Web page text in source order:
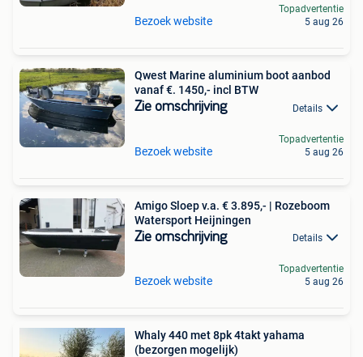
Bezoek website
Topadvertentie
5 aug 26
Qwest Marine aluminium boot aanbod
vanaf €. 1450,- incl BTW
Zie omschrijving Details
Bezoek website
Topadvertentie
5 aug 26
Amigo Sloep v.a. € 3.895,- | Rozeboom
Watersport Heijningen
Zie omschrijving Details
Bezoek website
Topadvertentie
5 aug 26
Whaly 440 met 8pk 4takt yahama
(bezorgen mogelijk)